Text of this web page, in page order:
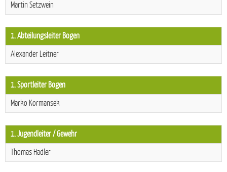
Martin Setzwein
1. Abteilungsleiter Bogen
Alexander Leitner
1. Sportleiter Bogen
Marko Kormansek
1. Jugendleiter / Gewehr
Thomas Hadler